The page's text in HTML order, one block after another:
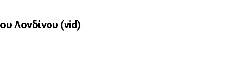
Λονδίνου (vid)